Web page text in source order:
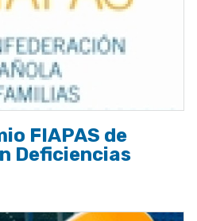
FIAPAS de
Deficiencias